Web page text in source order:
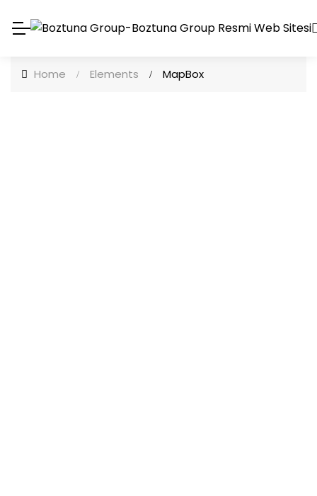
Home Elements MapBox